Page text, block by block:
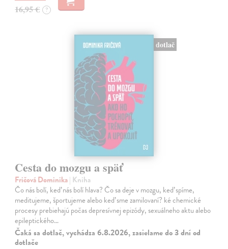
16,95 € ?
dotlač
Cesta do mozgu a späť
Fričová Dominika| Kniha
Čo nás bolí, keď nás bolí hlava? Čo sa deje v mozgu, keď spíme,
meditujeme, športujeme alebo keď sme zamilovaní? ké chemické
procesy prebiehajú počas depresívnej epizódy, sexuálneho aktu alebo
epileptického…
Čaká sa dotlač, vychádza 6.8.2026, zasielame do 3 dní od
dotlače